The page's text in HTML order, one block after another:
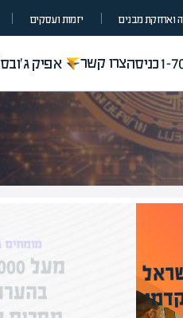
ואחזקת מבנים יזמות ועסקים
1-כניסהצרו קשר אפיק ג'ובס
בהערכות שווי
מחכים לכם באתר